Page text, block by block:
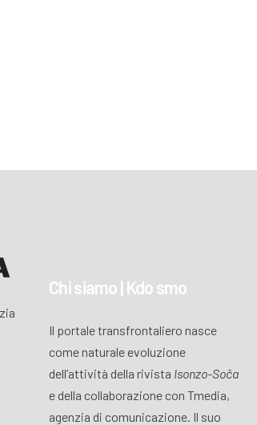
Chi siamo | Kdo smo
Il portale transfrontaliero nasce
come naturale evoluzione
dell’attività della rivista Isonzo-Soča
e della collaborazione con Tmedia,
agenzia di comunicazione. Il suo